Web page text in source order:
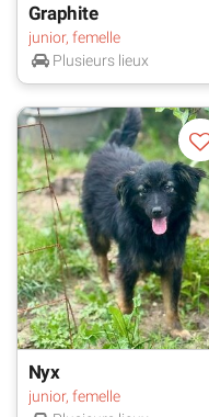
Graphite
junior, femelle
Plusieurs lieux
Nyx
junior, femelle